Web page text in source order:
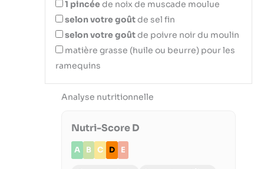
1 pincéede noix de muscade moulue
selon votre goûtde sel fin
selon votre goûtde poivre noir du moulin
matière grasse (huile ou beurre) pour les
ramequins
Analyse nutritionnelle
Nutri-Score D
A B C D E